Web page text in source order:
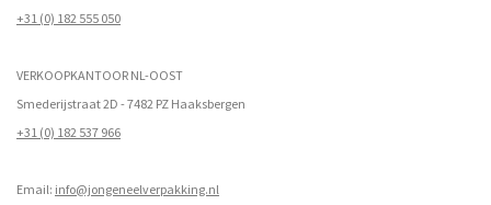
+31 (0) 182 555 050
VERKOOPKANTOOR NL-OOST
Smederijstraat 2D - 7482 PZ Haaksbergen
+31 (0) 182 537 966
Email: info@jongeneelverpakking.nl